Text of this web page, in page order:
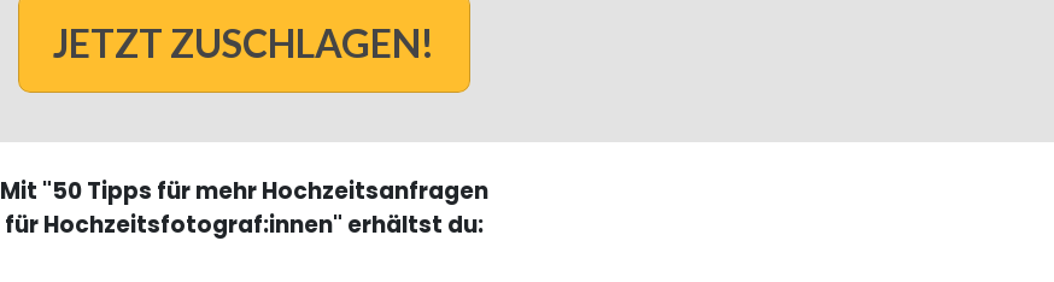
JETZT ZUSCHLAGEN!
Mit "50 Tipps für mehr Hochzeitsanfragen
für Hochzeitsfotograf:innen" erhältst du: